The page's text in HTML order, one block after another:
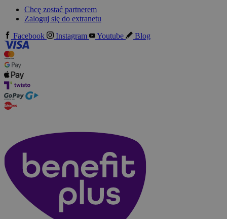
Chcę zostać partnerem
Zaloguj się do extranetu
Facebook
Instagram Youtube Blog